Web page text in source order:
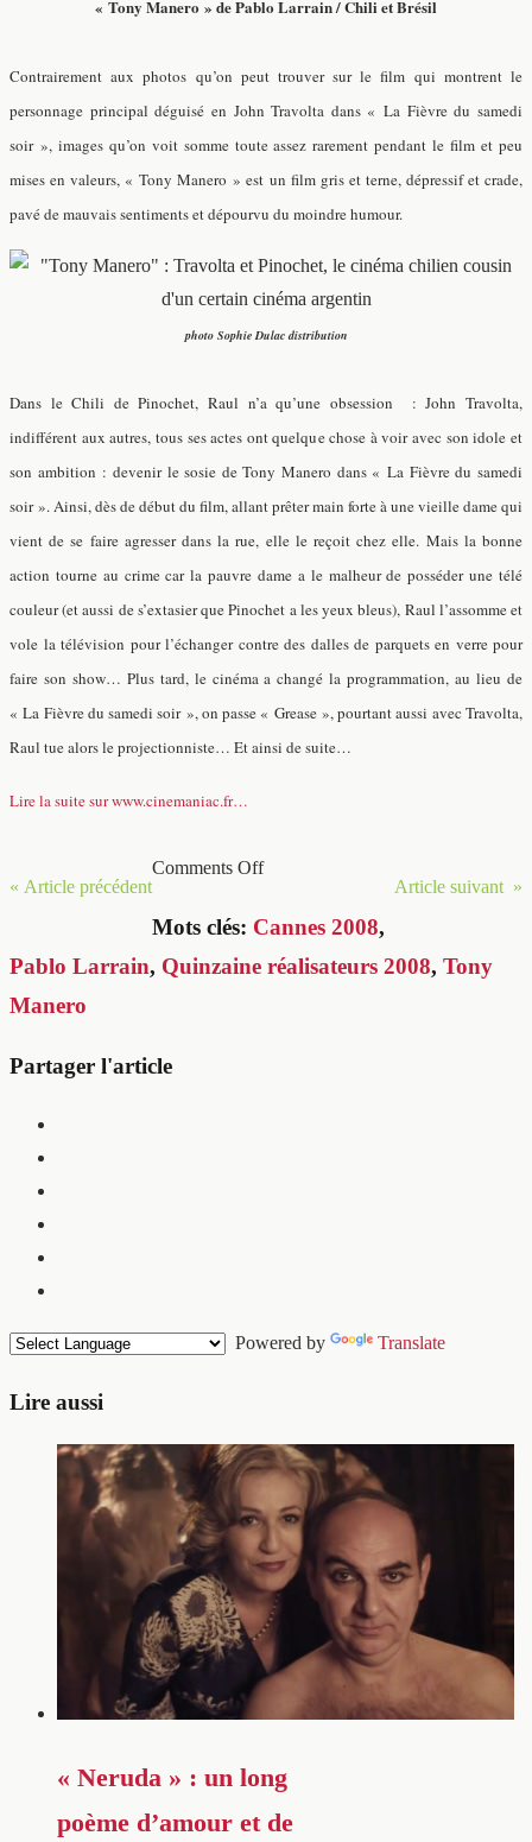
« Tony Manero » de Pablo Larrain / Chili et Brésil
Contrairement aux photos qu’on peut trouver sur le film qui montrent le
personnage principal déguisé en John Travolta dans « La Fièvre du samedi
soir », images qu’on voit somme toute assez rarement pendant le film et peu
mises en valeurs, « Tony Manero » est un film gris et terne, dépressif et crade,
pavé de mauvais sentiments et dépourvu du moindre humour.
photo Sophie Dulac distribution
Dans le Chili de Pinochet, Raul n’a qu’une obsession : John Travolta,
indifférent aux autres, tous ses actes ont quelque chose à voir avec son idole et
son ambition : devenir le sosie de Tony Manero dans « La Fièvre du samedi
soir ». Ainsi, dès de début du film, allant prêter main forte à une vieille dame qui
vient de se faire agresser dans la rue, elle le reçoit chez elle. Mais la bonne
action tourne au crime car la pauvre dame a le malheur de posséder une télé
couleur (et aussi de s’extasier que Pinochet a les yeux bleus), Raul l’assomme et
vole la télévision pour l’échanger contre des dalles de parquets en verre pour
faire son show… Plus tard, le cinéma a changé la programmation, au lieu de
« La Fièvre du samedi soir », on passe « Grease », pourtant aussi avec Travolta,
Raul tue alors le projectionniste… Et ainsi de suite…
Lire la suite sur www.cinemaniac.fr…
« Article précédent Article suivant »
Comments Off
Mots clés: Cannes 2008,
Pablo Larrain, Quinzaine réalisateurs 2008, Tony
Manero
Partager l'article
Powered by Translate
Lire aussi
« Neruda » : un long
poème d’amour et de